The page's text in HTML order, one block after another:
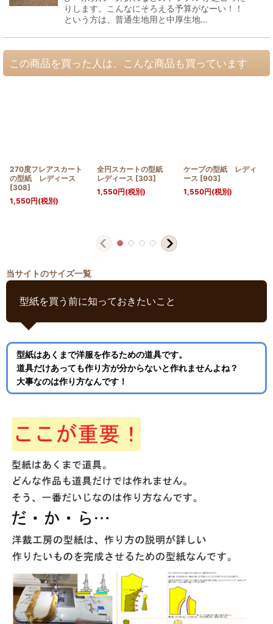
りします。こんなにそろえる予算がなーい！！
という方は、普通生地用と中厚生地…
この商品を買った人は、こんな商品も買っています
270度フレアスカート
の型紙 レディース
[308]
1,550円(税別)
全円スカートの型紙
レディース [303]
1,550円(税別)
ケープの型紙 レディ
ース [903]
1,550円(税別)
当サイトのサイズ一覧
型紙を買う前に知っておきたいこと
型紙はあくまで洋服を作るための道具です。
道具だけあっても作り方が分からないと作れませんよね？
大事なのは作り方なんです！